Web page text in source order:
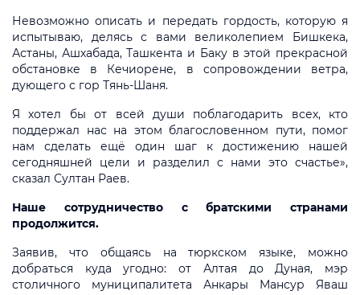
Невозможно описать и передать гордость, которую я
испытываю, делясь с вами великолепием Бишкека,
Астаны, Ашхабада, Ташкента и Баку в этой прекрасной
обстановке в Кечиорене, в сопровождении ветра,
дующего с гор Тянь-Шаня.
Я хотел бы от всей души поблагодарить всех, кто
поддержал нас на этом благословенном пути, помог
нам сделать ещё один шаг к достижению нашей
сегодняшней цели и разделил с нами это счастье»,
сказал Султан Раев.
Наше сотрудничество с братскими странами
продолжится.
Заявив, что общаясь на тюркском языке, можно
добраться куда угодно: от Алтая до Дуная, мэр
столичного муниципалитета Анкары Мансур Яваш